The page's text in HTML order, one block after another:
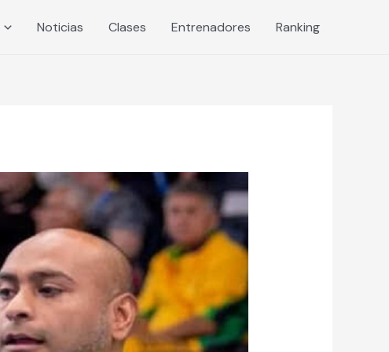
Noticias Clases Entrenadores Ranking